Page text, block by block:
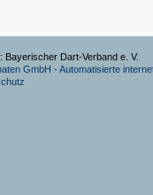
Bayerischer Dart-Verband e. V.
GmbH - Automatisierte